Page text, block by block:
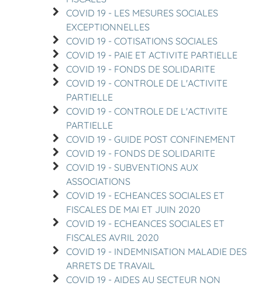
COVID 19 - LES MESURES SOCIALES
EXCEPTIONNELLES
COVID 19 - COTISATIONS SOCIALES
COVID 19 - PAIE ET ACTIVITE PARTIELLE
COVID 19 - FONDS DE SOLIDARITE
COVID 19 - CONTROLE DE L'ACTIVITE
PARTIELLE
COVID 19 - CONTROLE DE L'ACTIVITE
PARTIELLE
COVID 19 - GUIDE POST CONFINEMENT
COVID 19 - FONDS DE SOLIDARITE
COVID 19 - SUBVENTIONS AUX
ASSOCIATIONS
COVID 19 - ECHEANCES SOCIALES ET
FISCALES DE MAI ET JUIN 2020
COVID 19 - ECHEANCES SOCIALES ET
FISCALES AVRIL 2020
COVID 19 - INDEMNISATION MALADIE DES
ARRETS DE TRAVAIL
COVID 19 - AIDES AU SECTEUR NON